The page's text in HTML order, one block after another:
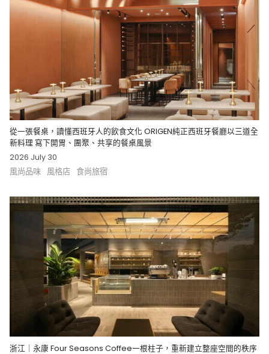
從一張餐桌，讀懂西班牙人的飲食文化 ORIGEN純正西班牙餐廳以三道全
新料理 寫下開胃、團聚、共享的餐桌風景
2026 July 30
風尚品味 風格店 食尚旅宿
浙江｜永康 Four Seasons Coffee一根柱子，重新建立整座空間的秩序